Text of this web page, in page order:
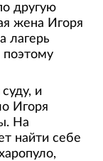
другую
жена Игоря
лагерь
поэтому
и
Игоря
На
найти себе